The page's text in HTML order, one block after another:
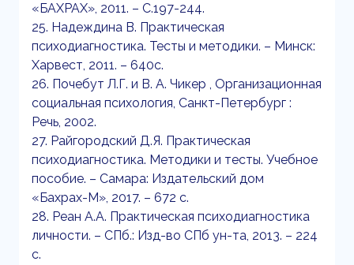
«БАХРАХ», 2011. – С.197-244.
25. Надеждина В. Практическая
психодиагностика. Тесты и методики. – Минск:
Харвест, 2011. – 640с.
26. Почебут Л.Г. и В. А. Чикер , Организационная
социальная психология, Санкт-Петербург :
Речь, 2002.
27. Райгородский Д.Я. Практическая
психодиагностика. Методики и тесты. Учебное
пособие. – Самара: Издательский дом
«Бахрах-М», 2017. – 672 с.
28. Реан А.А. Практическая психодиагностика
личности. – СПб.: Изд-во СПб ун-та, 2013. – 224
с.